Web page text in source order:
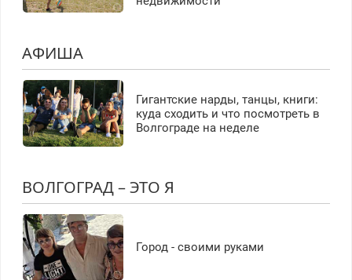
АФИША
Гигантские нарды, танцы, книги:
куда сходить и что посмотреть в
Волгограде на неделе
ВОЛГОГРАД – ЭТО Я
Город - своими руками